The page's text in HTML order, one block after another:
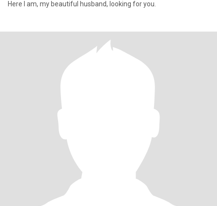
Here I am, my beautiful husband, looking for you.